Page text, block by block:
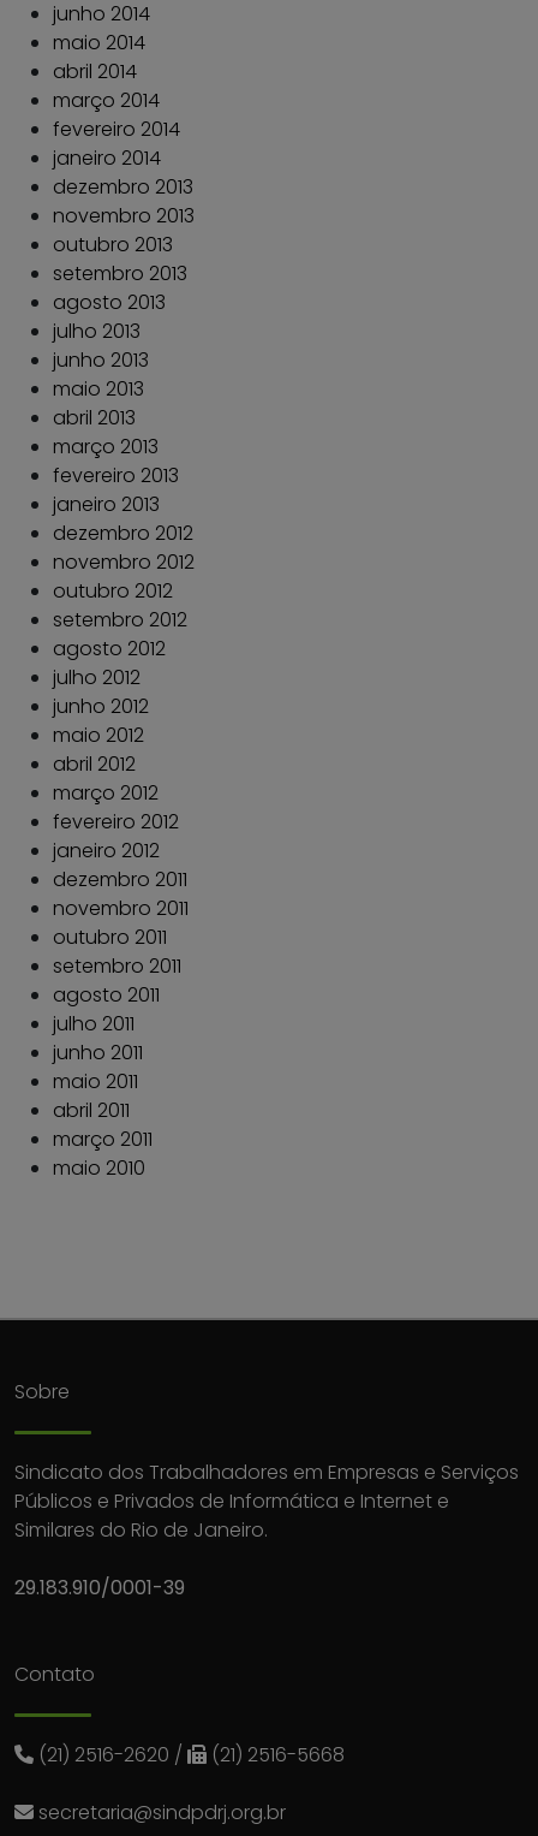
junho 2014
maio 2014
abril 2014
março 2014
fevereiro 2014
janeiro 2014
dezembro 2013
novembro 2013
outubro 2013
setembro 2013
agosto 2013
julho 2013
junho 2013
maio 2013
abril 2013
março 2013
fevereiro 2013
janeiro 2013
dezembro 2012
novembro 2012
outubro 2012
setembro 2012
agosto 2012
julho 2012
junho 2012
maio 2012
abril 2012
março 2012
fevereiro 2012
janeiro 2012
dezembro 2011
novembro 2011
outubro 2011
setembro 2011
agosto 2011
julho 2011
junho 2011
maio 2011
abril 2011
março 2011
maio 2010
Sobre
Sindicato dos Trabalhadores em Empresas e Serviços
Públicos e Privados de Informática e Internet e
Similares do Rio de Janeiro.
29.183.910/0001-39
Contato
(21) 2516-2620 / (21) 2516-5668
secretaria@sindpdrj.org.br